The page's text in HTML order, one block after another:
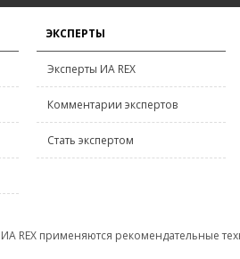
ЭКСПЕРТЫ
Эксперты ИА REX
Комментарии экспертов
Стать экспертом
REX применяются рекомендательные